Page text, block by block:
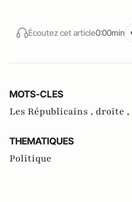
Écoutez cet article0:00min
MOTS-CLES
Les Républicains , droite ,
THEMATIQUES
Politique